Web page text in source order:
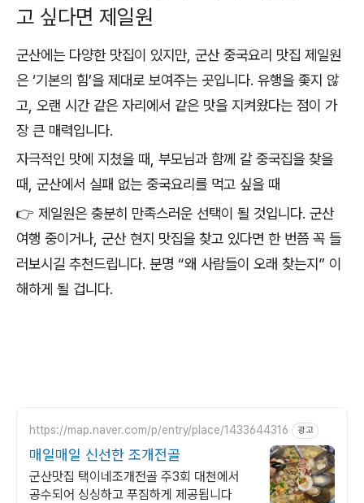
고 싶다면 제일원
군산에는 다양한 맛집이 있지만, 군산 중국요리 맛집 제일원
은 ‘기본의 힘’을 제대로 보여주는 곳입니다. 유행을 좇지 않
고, 오랜 시간 같은 자리에서 같은 맛을 지켜왔다는 점이 가
장 큰 매력입니다.
자극적인 맛에 지쳤을 때, 부모님과 함께 갈 중국집을 찾을
때, 군산에서 실패 없는 중국요리를 먹고 싶을 때
👉 제일원은 충분히 만족스러운 선택이 될 것입니다. 군산
여행 중이거나, 군산 현지 맛집을 찾고 있다면 한 번쯤 꼭 들
러보시길 추천드립니다. 분명 “왜 사람들이 오래 찾는지” 이
해하게 될 겁니다.
https://map.naver.com/p/entry/place/1433644316 광고
매일매일 신선한 조개전골
군산맛집 택이네조개전골 주3회 대천에서
공수되어 싱싱하고 푸짐하게 제공됩니다